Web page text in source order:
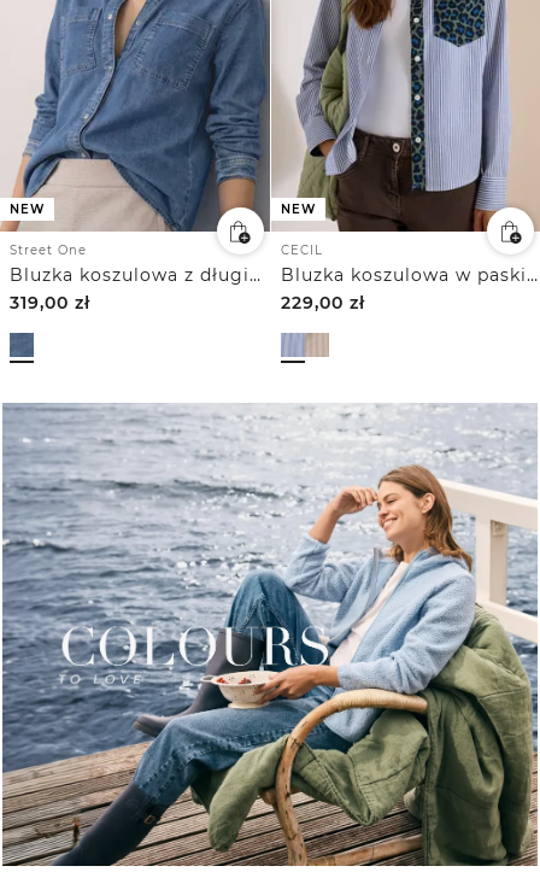
NEW
Street One
Bluzka koszulowa z długim rękawem i kieszeniami na piersi
319,00 zł
NEW
CECIL
Bluzka koszulowa w paski z detalami w panterkę
229,00 zł